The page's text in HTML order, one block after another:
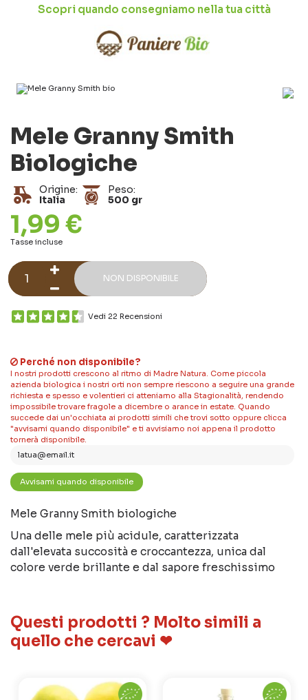
Scopri quando consegniamo nella tua città
Mele Granny Smith
Biologiche
Origine:
Italia
Peso:
500 gr
1,99 €
Tasse incluse
NON DISPONIBILE
Vedi 22 Recensioni
Perché non disponibile?
I nostri prodotti crescono al ritmo di Madre Natura. Come piccola
azienda biologica i nostri orti non sempre riescono a seguire una grande
richiesta e spesso e volentieri ci atteniamo alla Stagionalità, rendendo
impossibile trovare fragole a dicembre o arance in estate. Quando
succede dai un'occhiata ai prodotti simili che trovi sotto oppure clicca
"avvisami quando disponibile" e ti avvisiamo noi appena il prodotto
tornerà disponibile.
Mele Granny Smith biologiche
Una delle mele più acidule, caratterizzata
dall'elevata succosità e croccantezza, unica dal
colore verde brillante e dal sapore freschissimo
Questi prodotti ? Molto simili a
quello che cercavi ❤